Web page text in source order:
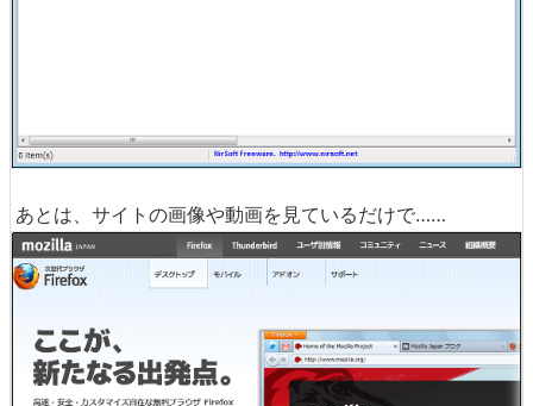
あとは、サイトの画像や動画を見ているだけで……